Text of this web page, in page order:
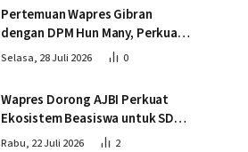
Pertemuan Wapres Gibran
dengan DPM Hun Many, Perkuat
Kemitraan Strategis Indonesia –
Selasa, 28 Juli 2026 0
Wapres Dorong AJBI Perkuat
Ekosistem Beasiswa untuk SDM
Unggul Indonesia Timur
Rabu, 22 Juli 2026 2